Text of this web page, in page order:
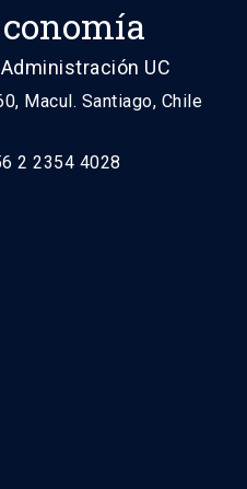
UC
Macul. Santiago, Chile
2 2354 4028